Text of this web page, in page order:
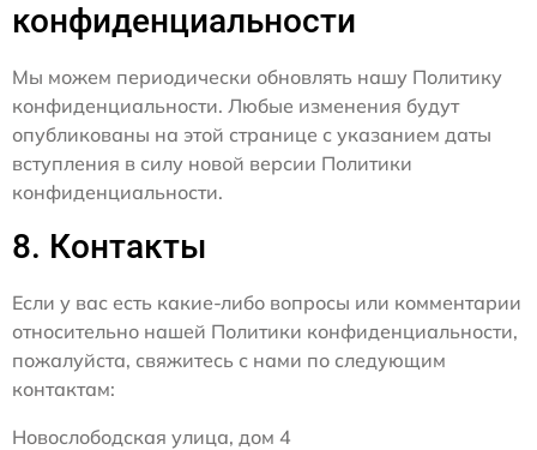
конфиденциальности
Мы можем периодически обновлять нашу Политику
конфиденциальности. Любые изменения будут
опубликованы на этой странице с указанием даты
вступления в силу новой версии Политики
конфиденциальности.
8. Контакты
Если у вас есть какие-либо вопросы или комментарии
относительно нашей Политики конфиденциальности,
пожалуйста, свяжитесь с нами по следующим
контактам:
Новослободская улица, дом 4